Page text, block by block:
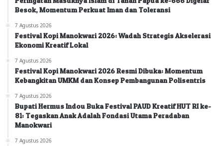
Besok, Momentum Perkuat Iman dan Toleransi
7 Agustus 2026
Festival Kopi Manokwari 2026: Wadah Strategis Akselerasi
Ekonomi Kreatif Lokal
7 Agustus 2026
Festival Kopi Manokwari 2026 Resmi Dibuka: Momentum
Kebangkitan UMKM dan Konsep Pembangunan Polisentris
7 Agustus 2026
Bupati Hermus Indou Buka Festival PAUD Kreatif HUT RI ke-
81: Tegaskan Anak Adalah Fondasi Utama Peradaban
Manokwari
7 Agustus 2026